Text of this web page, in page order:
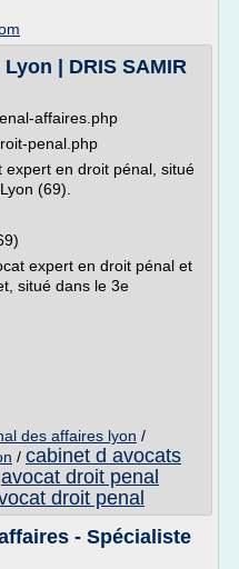
| DRIS SAMIR
affaires.php
penal.php
expert en droit pénal, situé
(69).
expert en droit pénal et
situé dans le 3e
des affaires lyon /
/ cabinet d avocats
avocat droit penal
droit penal
- Spécialiste